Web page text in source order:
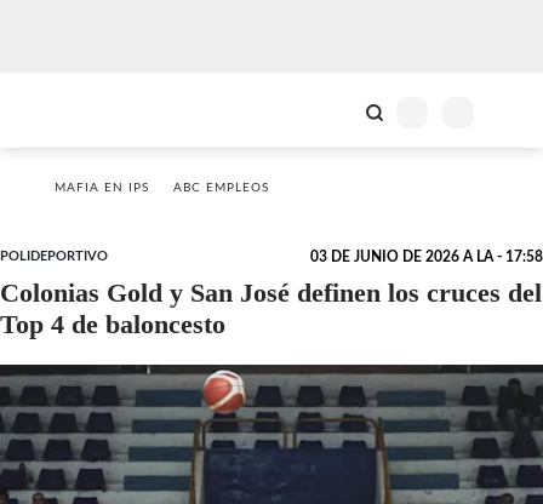
MAFIA EN IPS ABC EMPLEOS
POLIDEPORTIVO 03 DE JUNIO DE 2026 A LA - 17:58
Colonias Gold y San José definen los cruces del
Top 4 de baloncesto